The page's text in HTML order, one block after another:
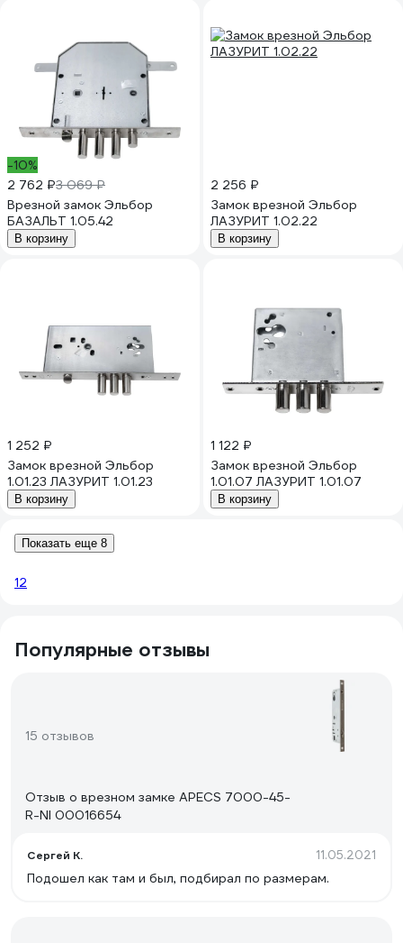
-10%
2 762 ₽3 069 ₽
Врезной замок Эльбор
БАЗАЛЬТ 1.05.42
В корзину
2 256 ₽
Замок врезной Эльбор
ЛАЗУРИТ 1.02.22
В корзину
1 252 ₽
Замок врезной Эльбор
1.01.23 ЛАЗУРИТ 1.01.23
В корзину
1 122 ₽
Замок врезной Эльбор
1.01.07 ЛАЗУРИТ 1.01.07
В корзину
Показать еще 8
12
Популярные отзывы
15 отзывов
Отзыв о врезном замке APECS 7000-45-
R-NI 00016654
Сергей К. 11.05.2021
Подошел как там и был, подбирал по размерам.